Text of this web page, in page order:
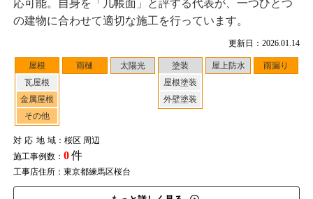
更新日：2026.01.14
屋根
瓦屋根
金属屋根
その他
雨樋 太陽光
塗装
屋根塗装
外壁塗装
屋上防水 雨漏り
対応地域：桜区 周辺
施工事例数： 0件
工事店住所：東京都練馬区桜台
応可能。自身を「几帳面」と評する代表が、一つひとつ
の建物に合わせて適切な施工を行っています。